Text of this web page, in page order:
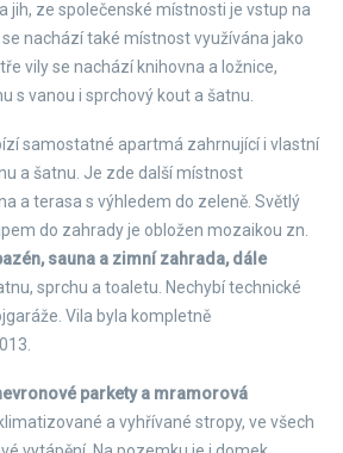
jih, ze společenské místnosti je vstup na
nachází také místnost využívána jako
vily se nachází knihovna a ložnice,
s vanou i sprchový kout a šatnu.
samostatné apartmá zahrnující i vlastní
a šatnu. Je zde další místnost
a terasa s výhledem do zeleně. Světlý
do zahrady je obložen mozaikou zn.
sauna a zimní zahrada, dále
sprchu a toaletu. Nechybí technické
Vila byla kompletně
parkety a mramorová
a vyhřívané stropy, ve všech